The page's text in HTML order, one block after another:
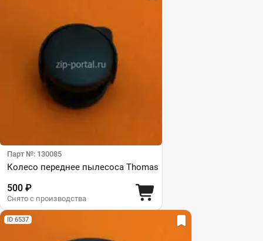
Парт №: 130085
Колесо переднее пылесоса Thomas
500 ₽
Снято с производства
ID 6537